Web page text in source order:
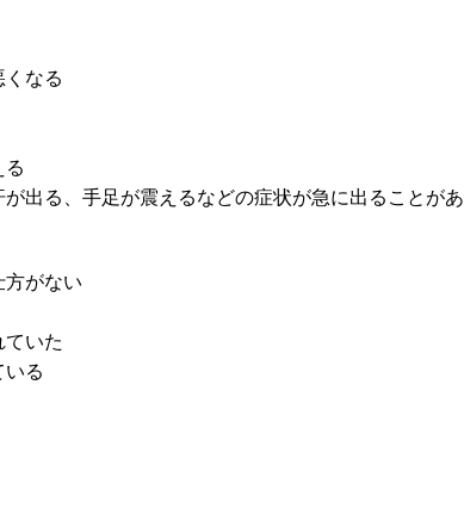
なる
る
出る、手足が震えるなどの症状が急に出ることがあ
方がない
いた
る